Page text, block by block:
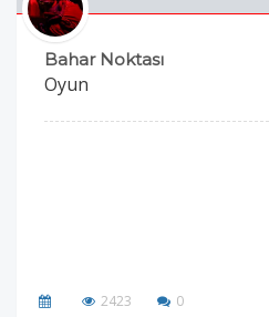
Bahar Noktası
Oyun
2423 0